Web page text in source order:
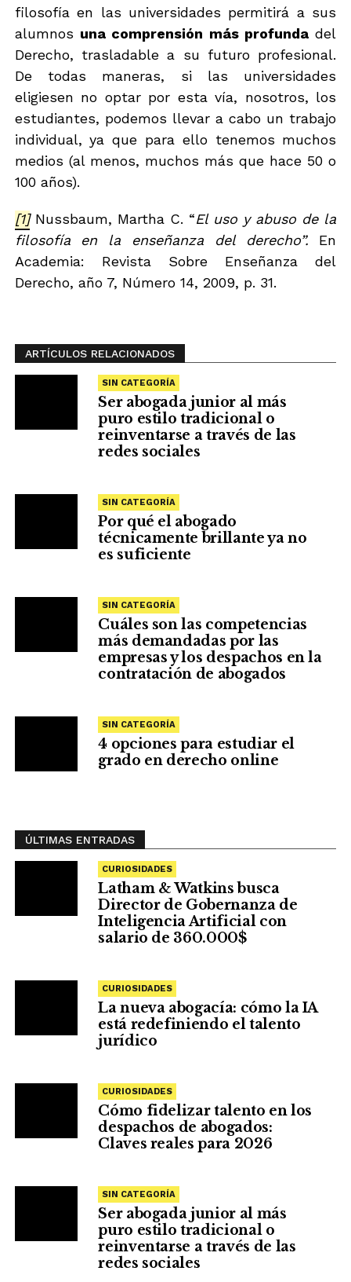
filosofía en las universidades permitirá a sus
alumnos una comprensión más profunda del
Derecho, trasladable a su futuro profesional.
De todas maneras, si las universidades
eligiesen no optar por esta vía, nosotros, los
estudiantes, podemos llevar a cabo un trabajo
individual, ya que para ello tenemos muchos
medios (al menos, muchos más que hace 50 o
100 años).
[1]Nussbaum, Martha C. “El uso y abuso de la
filosofía en la enseñanza del derecho”. En
Academia: Revista Sobre Enseñanza del
Derecho, año 7, Número 14, 2009, p. 31.
ARTÍCULOS RELACIONADOS
SIN CATEGORÍA
Ser abogada junior al más
puro estilo tradicional o
reinventarse a través de las
redes sociales
SIN CATEGORÍA
Por qué el abogado
técnicamente brillante ya no
es suficiente
SIN CATEGORÍA
Cuáles son las competencias
más demandadas por las
empresas y los despachos en la
contratación de abogados
SIN CATEGORÍA
4 opciones para estudiar el
grado en derecho online
ÚLTIMAS ENTRADAS
CURIOSIDADES
Latham & Watkins busca
Director de Gobernanza de
Inteligencia Artificial con
salario de 360.000$
CURIOSIDADES
La nueva abogacía: cómo la IA
está redefiniendo el talento
jurídico
CURIOSIDADES
Cómo fidelizar talento en los
despachos de abogados:
Claves reales para 2026
SIN CATEGORÍA
Ser abogada junior al más
puro estilo tradicional o
reinventarse a través de las
redes sociales